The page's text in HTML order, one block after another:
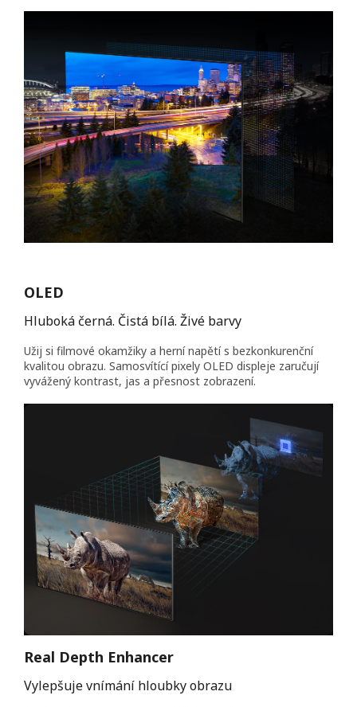
OLED
Hluboká černá. Čistá bílá. Živé barvy
Užij si filmové okamžiky a herní napětí s bezkonkurenční
kvalitou obrazu. Samosvítící pixely OLED displeje zaručují
vyvážený kontrast, jas a přesnost zobrazení.
Real Depth Enhancer
Vylepšuje vnímání hloubky obrazu